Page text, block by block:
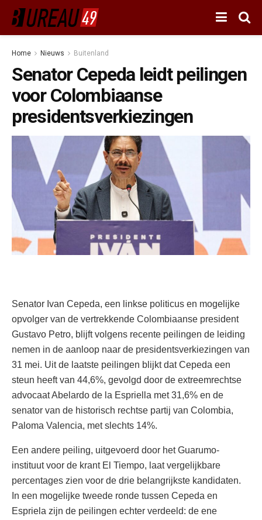
Home Nieuws Buitenland
Senator Cepeda leidt peilingen
voor Colombiaanse
presidentsverkiezingen
Senator Ivan Cepeda, een linkse politicus en mogelijke
opvolger van de vertrekkende Colombiaanse president
Gustavo Petro, blijft volgens recente peilingen de leiding
nemen in de aanloop naar de presidentsverkiezingen van
31 mei. Uit de laatste peilingen blijkt dat Cepeda een
steun heeft van 44,6%, gevolgd door de extreemrechtse
advocaat Abelardo de la Espriella met 31,6% en de
senator van de historisch rechtse partij van Colombia,
Paloma Valencia, met slechts 14%.
Een andere peiling, uitgevoerd door het Guarumo-
instituut voor de krant El Tiempo, laat vergelijkbare
percentages zien voor de drie belangrijkste kandidaten.
In een mogelijke tweede ronde tussen Cepeda en
Espriela zijn de peilingen echter verdeeld: de ene